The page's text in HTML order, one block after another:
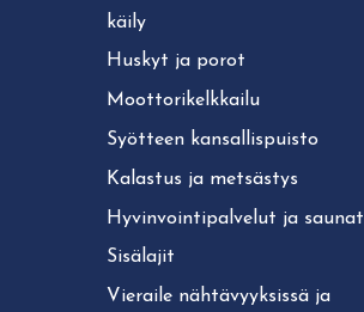
käi­ly
Huskyt ja porot
Moot­to­ri­kelk­kai­lu
Syötteen kan­sal­lis­puis­to
Kalastus ja metsästys
Hy­vin­voin­ti­pal­ve­lut ja saunat
Sisälajit
Vieraile näh­tä­vyyk­sis­sä ja